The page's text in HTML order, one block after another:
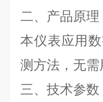
二、产品原理
本仪表应用
测方法，无
三、技术参数